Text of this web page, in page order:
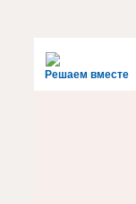
Решаем вместе